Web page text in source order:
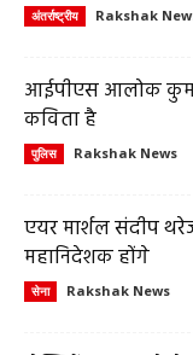
अंतर्राष्ट्रीय Rakshak
आईपीएस आलोक
कविता है
पुलिस Rakshak News
एयर मार्शल संदीप
महानिदेशक होंगे
सेना Rakshak News